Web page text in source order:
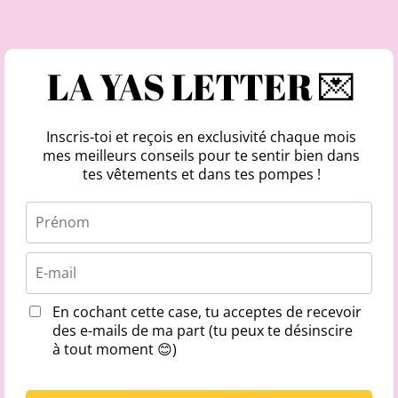
LA YAS LETTER 💌
Inscris-toi et reçois en exclusivité chaque mois
mes meilleurs conseils pour te sentir bien dans
tes vêtements et dans tes pompes !
En cochant cette case, tu acceptes de recevoir
des e-mails de ma part (tu peux te désinscire
à tout moment 😊)